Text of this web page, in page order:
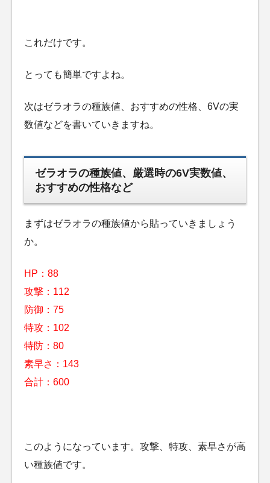
これだけです。
とっても簡単ですよね。
次はゼラオラの種族値、おすすめの性格、6Vの実
数値などを書いていきますね。
ゼラオラの種族値、厳選時の6V実数値、
おすすめの性格など
まずはゼラオラの種族値から貼っていきましょう
か。
HP：88
攻撃：112
防御：75
特攻：102
特防：80
素早さ：143
合計：600
このようになっています。攻撃、特攻、素早さが高
い種族値です。